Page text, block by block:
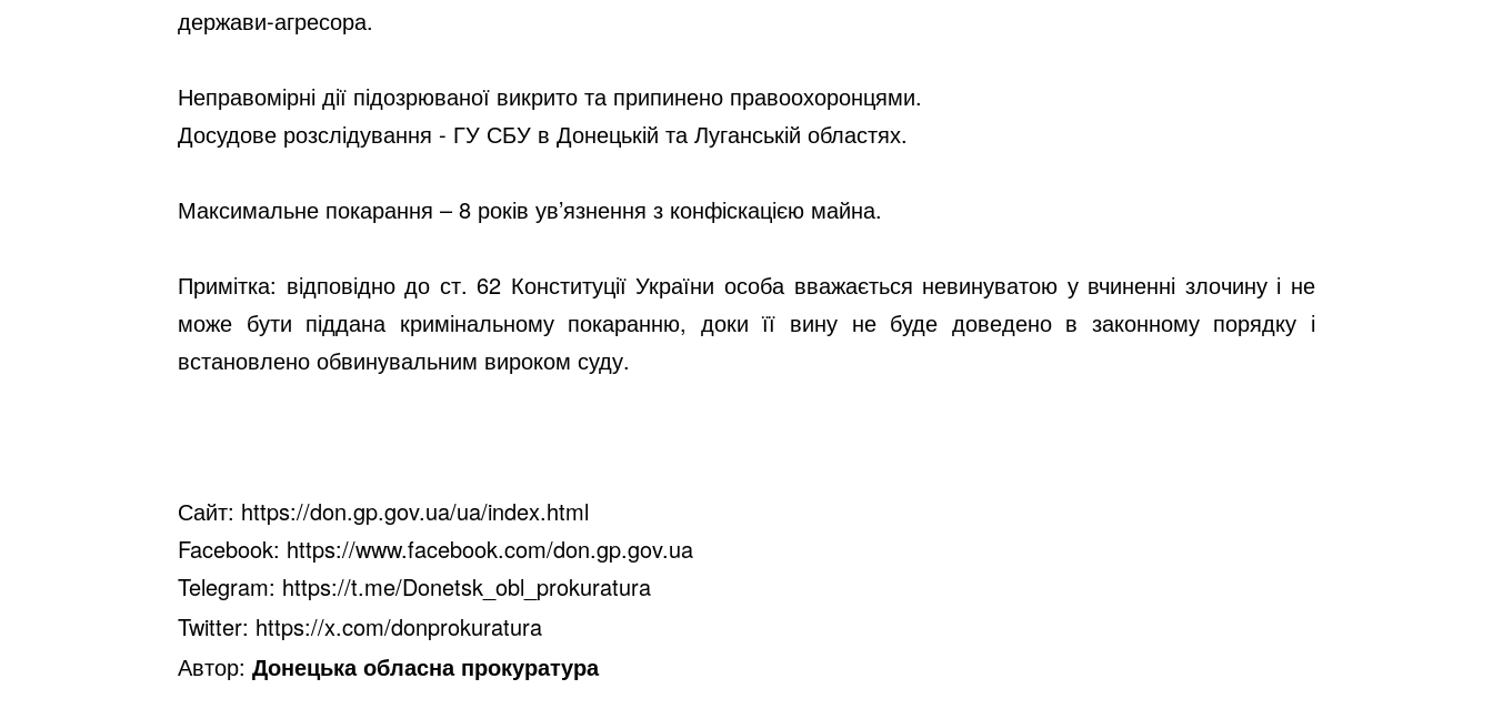
держави-агресора.
Неправомірні дії підозрюваної викрито та припинено правоохоронцями.
Досудове розслідування - ГУ СБУ в Донецькій та Луганській областях.
Максимальне покарання – 8 років ув’язнення з конфіскацією майна.
Примітка: відповідно до ст. 62 Конституції України особа вважається невинуватою у вчиненні злочину і не
може бути піддана кримінальному покаранню, доки її вину не буде доведено в законному порядку і
встановлено обвинувальним вироком суду.
Сайт: https://don.gp.gov.ua/ua/index.html
Facebook: https://www.facebook.com/don.gp.gov.ua
Telegram: https://t.me/Donetsk_obl_prokuratura
Twitter: https://x.com/donprokuratura
Автор: Донецька обласна прокуратура